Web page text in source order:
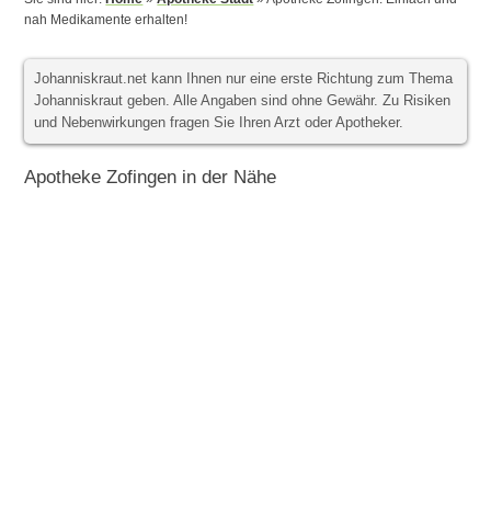
nah Medikamente erhalten!
Johanniskraut.net kann Ihnen nur eine erste Richtung zum Thema
Johanniskraut geben. Alle Angaben sind ohne Gewähr. Zu Risiken
und Nebenwirkungen fragen Sie Ihren Arzt oder Apotheker.
Apotheke Zofingen in der Nähe